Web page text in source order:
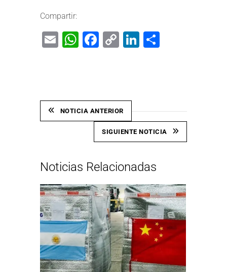
Compartir:
EmailWhatsApp
Facebook
CopyLinkedIn
NOTICIA ANTERIOR
SIGUIENTE NOTICIA
Noticias Relacionadas